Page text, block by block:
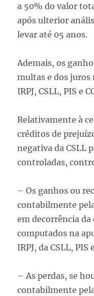
a 50% do valor
após ulterior
levar até 05 anos.
Ademais, os
multas e dos
IRPJ, CSLL, PIS e
Relativamente à
créditos de
negativa da CSLL
controladas,
– Os ganhos ou
contabilmente
em decorrência da
computados na
IRPJ, da CSLL, PIS
– As perdas, se
contabilmente